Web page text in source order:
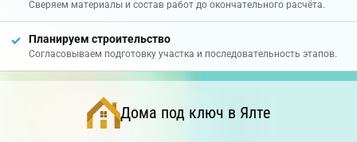
Сверяем материалы и состав работ до окончательного расчёта.
Планируем строительство
Согласовываем подготовку участка и последовательность этапов.
Дома под ключ в Ялте